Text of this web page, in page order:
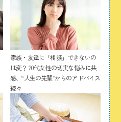
家族・友達に「相談」できないの
は変？ 20代女性の切実な悩みに共
感、“人生の先輩”からのアドバイス
続々